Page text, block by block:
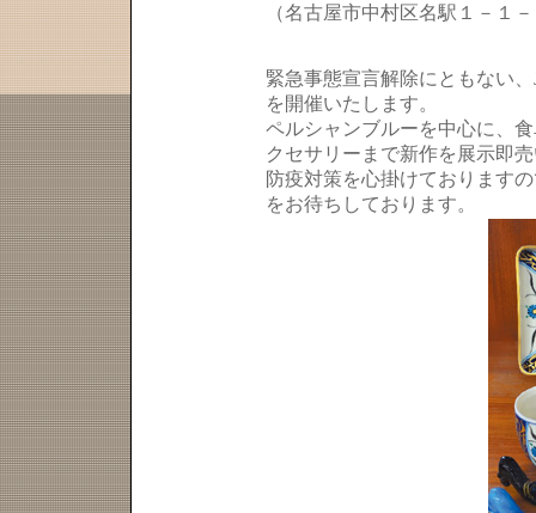
（名古屋市中村区名駅１－１
緊急事態宣言解除にともない
を開催いたします。
ペルシャンブルーを中心に、
クセサリーまで新作を展示即
防疫対策を心掛けております
をお待ちしております。